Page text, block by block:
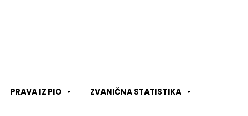
PRAVA IZ PIO ZVANIČNA STATISTIKA